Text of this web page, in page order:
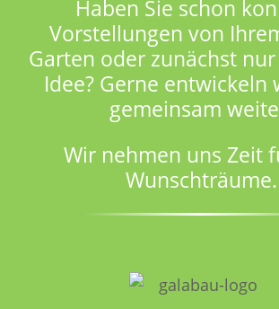
Haben Sie schon
Vorstellungen von
Garten oder zunächst
Idee? Gerne entwickeln
gemeinsam
Wir nehmen uns Zeit
Wunschträume.